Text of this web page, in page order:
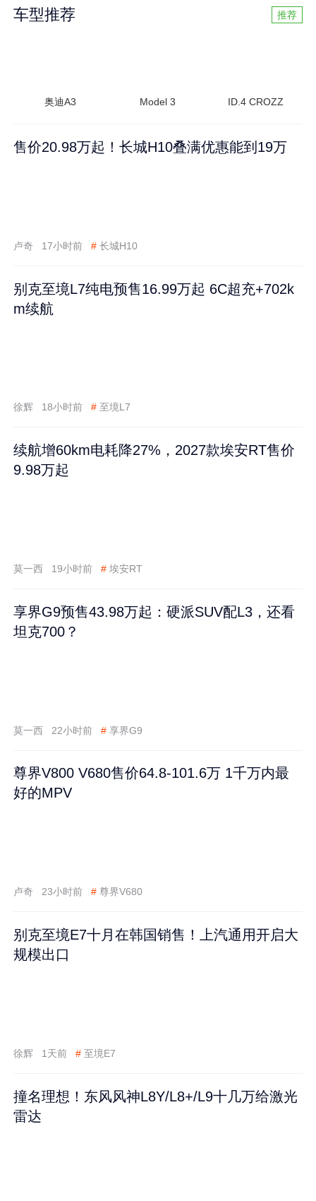
车型推荐 推荐
奥迪A3 Model 3 ID.4 CROZZ
售价20.98万起！长城H10叠满优惠能到19万
卢奇 17小时前 # 长城H10
别克至境L7纯电预售16.99万起 6C超充+702k
m续航
徐辉 18小时前 # 至境L7
续航增60km电耗降27%，2027款埃安RT售价
9.98万起
莫一西 19小时前 # 埃安RT
享界G9预售43.98万起：硬派SUV配L3，还看
坦克700？
莫一西 22小时前 # 享界G9
尊界V800 V680售价64.8-101.6万 1千万内最
好的MPV
卢奇 23小时前 # 尊界V680
别克至境E7十月在韩国销售！上汽通用开启大
规模出口
徐辉 1天前 # 至境E7
撞名理想！东风风神L8Y/L8+/L9十几万给激光
雷达